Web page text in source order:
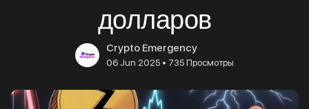
долларов
Crypto Emergency
06 Jun 2025 • 735 Просмотры